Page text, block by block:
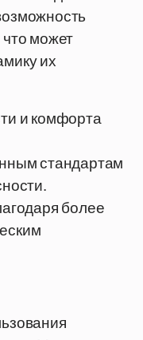
может
их
и комфорта
стандартам
более